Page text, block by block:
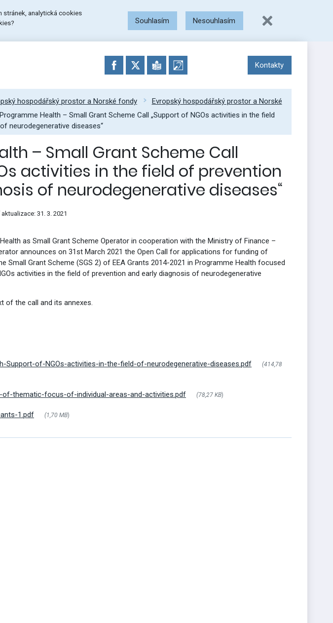
stránek, analytická cookies
Souhlasím Nesouhlasím
Kontakty
hospodářský prostor a Norské fondy
Evropský hospodářský prostor a Norské
Programme Health – Small Grant Scheme Call „Support of NGOs activities in the field
neurodegenerative diseases“
– Small Grant Scheme Call
activities in the field of prevention
of neurodegenerative diseases“
31. 3. 2021
as Small Grant Scheme Operator in cooperation with the Ministry of Finance –
announces on 31st March 2021 the Open Call for applications for funding of
Small Grant Scheme (SGS 2) of EEA Grants 2014-2021 in Programme Health focused
activities in the field of prevention and early diagnosis of neurodegenerative
of the call and its annexes.
Support-of-NGOs-activities-in-the-field-of-neurodegenerative-diseases.pdf
(414,78
of-thematic-focus-of-individual-areas-and-activities.pdf (78,27 KB)
1.pdf (1,70 MB)